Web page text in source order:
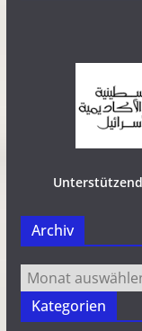
Archiv
Archiv
Kategorien